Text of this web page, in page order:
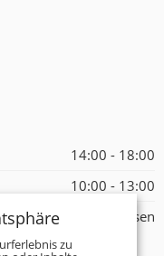
14:00 - 18:00
10:00 - 13:00
Geschlossen
zu